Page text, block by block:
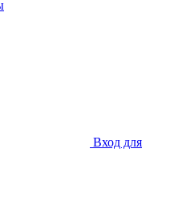
Вход для